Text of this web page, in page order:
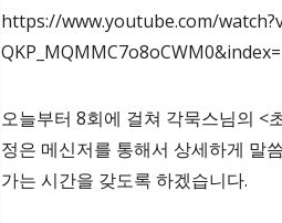
https://www.youtube.com/
오늘부터 8회에 걸쳐 각묵스님의 <
정은 메신저를 통해서 상세하게 말
가는 시간을 갖도록 하겠습니다.